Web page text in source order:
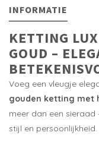
INFORMATIE
KETTING
GOUD –
Voeg een vleugje
gouden ketting met
meer dan een sieraad
stijl en persoonlijkheid.